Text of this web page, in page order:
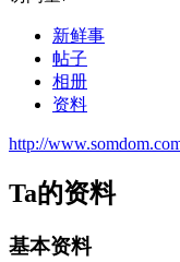
新鲜事
帖子
相册
资料
http://
Ta的资料
基本资料